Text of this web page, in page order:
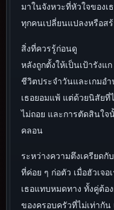
มาในจังหวะที่หัวใจของ
ทุกคนเปลี่ยนแปลงหรือส
สิ่งที่ควรรู้ก่อนดู
หลังถูกตั้งให้เป็นเป้ารัง
ชีวิตประจำวันและเกมอ
เธอยอมแพ้ แต่ด้วยนิสัยที่
ไม่ถอย และการตัดสินใจ
คลอน
ระหว่างความตึงเครียด
ที่ค่อย ๆ ก่อตัว เมื่อฮัวเจ
เธอแทบหมดทาง ทั้งคู่ต้อ
ของครอบครัวที่ไม่เท่ากัน